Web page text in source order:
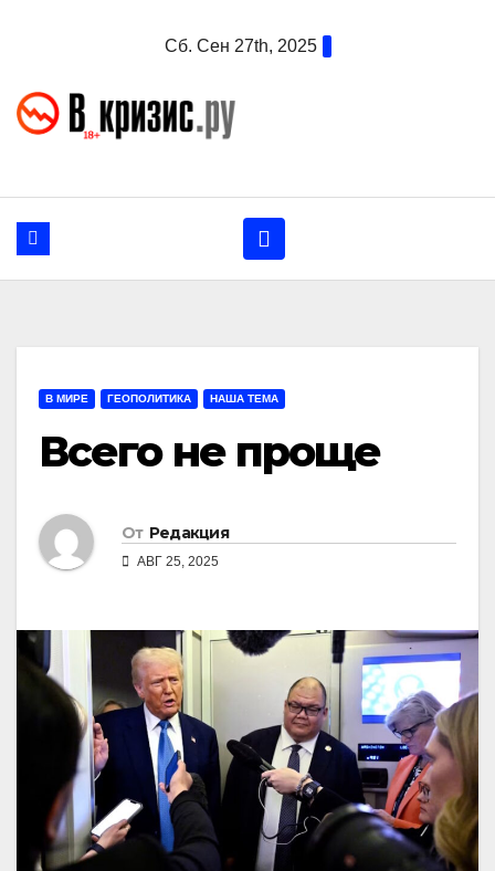
Сб. Сен 27th, 2025
В МИРЕ ГЕОПОЛИТИКА НАША ТЕМА
Всего не проще
От Редакция
АВГ 25, 2025